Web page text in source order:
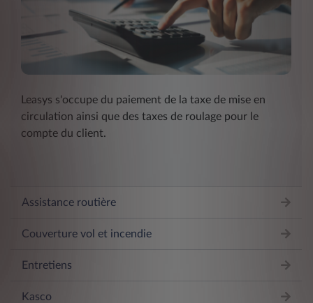
Leasys s'occupe du paiement de la taxe de mise en
circulation ainsi que des taxes de roulage pour le
compte du client.
Assistance routière
Couverture vol et incendie
Entretiens
Kasco